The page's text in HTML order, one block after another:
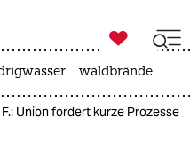

taz zahl ich
waldbrände
Union fordert kurze Prozesse